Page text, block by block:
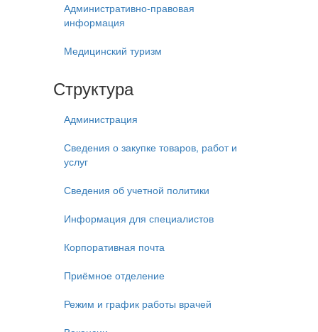
Административно-правовая
информация
Медицинский туризм
Структура
Администрация
Сведения о закупке товаров, работ и
услуг
Сведения об учетной политики
Информация для специалистов
Корпоративная почта
Приёмное отделение
Режим и график работы врачей